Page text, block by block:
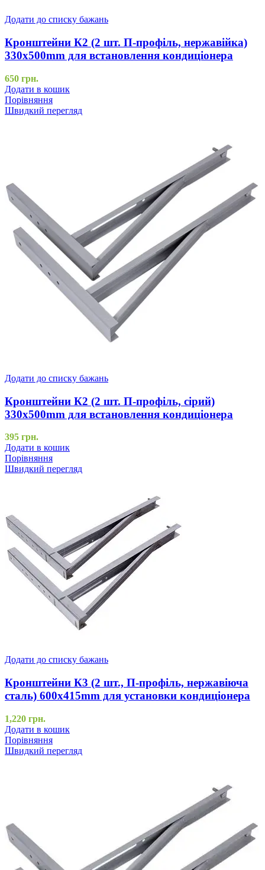
Додати до списку бажань
Кронштейни К2 (2 шт. П-профіль, нержавійка)
330x500mm для встановлення кондиціонера
650 грн.
Додати в кошик
Порівняння
Швидкий перегляд
Додати до списку бажань
Кронштейни К2 (2 шт. П-профіль, сірий)
330x500mm для встановлення кондиціонера
395 грн.
Додати в кошик
Порівняння
Швидкий перегляд
Додати до списку бажань
Кронштейни К3 (2 шт., П-профіль, нержавіюча
сталь) 600x415mm для установки кондиціонера
1,220 грн.
Додати в кошик
Порівняння
Швидкий перегляд